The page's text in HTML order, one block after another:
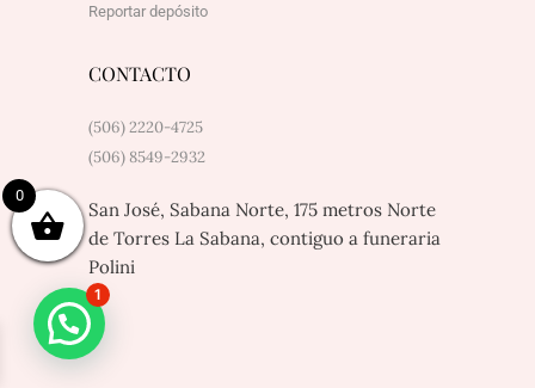
Reportar depósito
CONTACTO
(506) 2220-4725
(506) 8549-2932
San José, Sabana Norte, 175 metros Norte
de Torres La Sabana, contiguo a funeraria
Polini
0
1